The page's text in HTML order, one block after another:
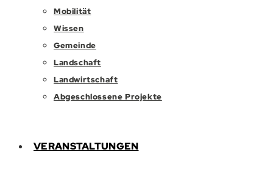
Mobilität
Wissen
Gemeinde
Landschaft
Landwirtschaft
Abgeschlossene Projekte
VERANSTALTUNGEN